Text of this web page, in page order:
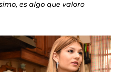
es algo que valoro